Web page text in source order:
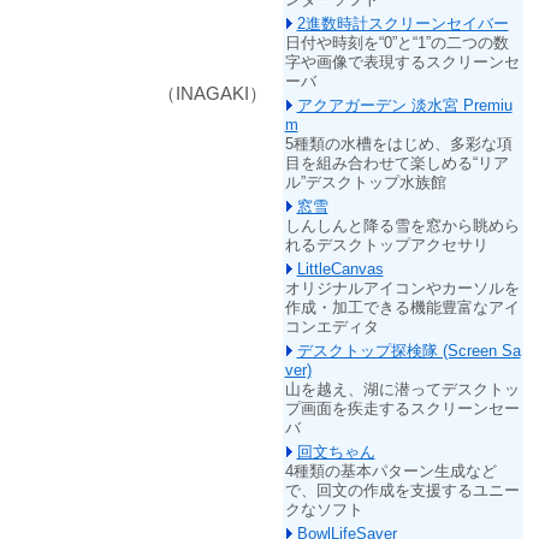
（INAGAKI）
2進数時計スクリーンセイバー
日付や時刻を“0”と“1”の二つの数
字や画像で表現するスクリーンセ
ーバ
アクアガーデン 淡水宮 Premiu
m
5種類の水槽をはじめ、多彩な項
目を組み合わせて楽しめる“リア
ル”デスクトップ水族館
窓雪
しんしんと降る雪を窓から眺めら
れるデスクトップアクセサリ
LittleCanvas
オリジナルアイコンやカーソルを
作成・加工できる機能豊富なアイ
コンエディタ
デスクトップ探検隊 (Screen Sa
ver)
山を越え、湖に潜ってデスクトッ
プ画面を疾走するスクリーンセー
バ
回文ちゃん
4種類の基本パターン生成など
で、回文の作成を支援するユニー
クなソフト
BowlLifeSaver